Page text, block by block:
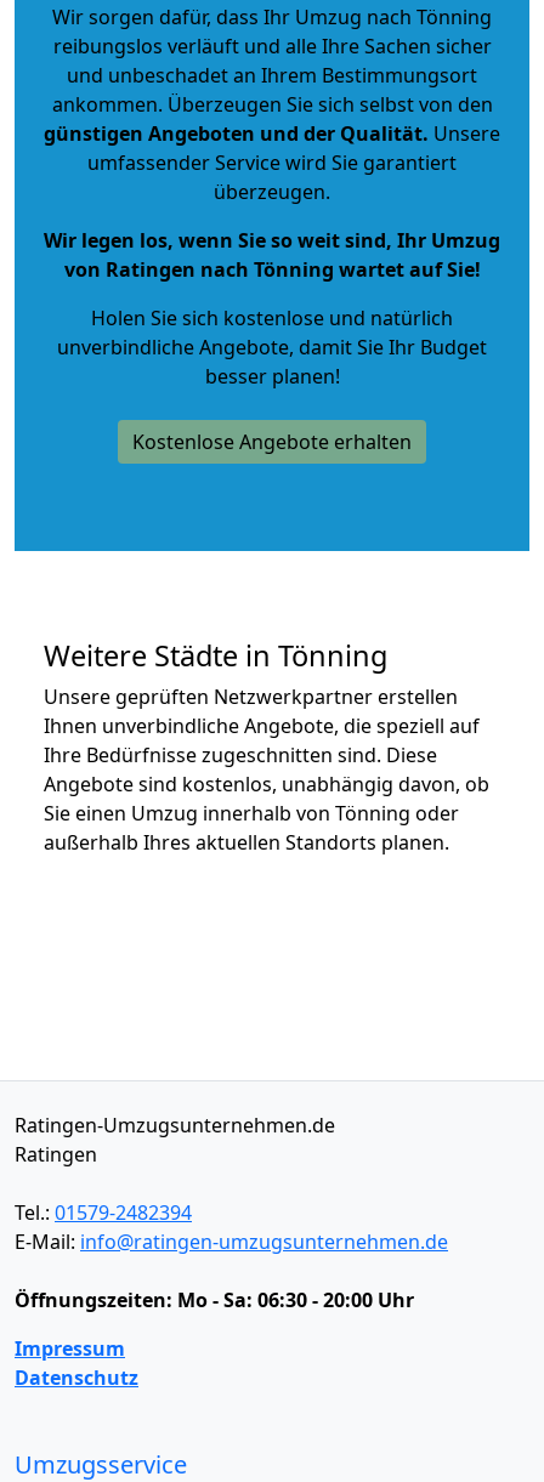
Wir sorgen dafür, dass Ihr Umzug nach Tönning
reibungslos verläuft und alle Ihre Sachen sicher
und unbeschadet an Ihrem Bestimmungsort
ankommen. Überzeugen Sie sich selbst von den
günstigen Angeboten und der Qualität. Unsere
umfassender Service wird Sie garantiert
überzeugen.
Wir legen los, wenn Sie so weit sind, Ihr Umzug
von Ratingen nach Tönning wartet auf Sie!
Holen Sie sich kostenlose und natürlich
unverbindliche Angebote, damit Sie Ihr Budget
besser planen!
Kostenlose Angebote erhalten
Weitere Städte in Tönning
Unsere geprüften Netzwerkpartner erstellen
Ihnen unverbindliche Angebote, die speziell auf
Ihre Bedürfnisse zugeschnitten sind. Diese
Angebote sind kostenlos, unabhängig davon, ob
Sie einen Umzug innerhalb von Tönning oder
außerhalb Ihres aktuellen Standorts planen.
Ratingen-Umzugsunternehmen.de
Ratingen
Tel.: 01579-2482394
E-Mail: info@ratingen-umzugsunternehmen.de
Öffnungszeiten: Mo - Sa: 06:30 - 20:00 Uhr
Impressum
Datenschutz
Umzugsservice